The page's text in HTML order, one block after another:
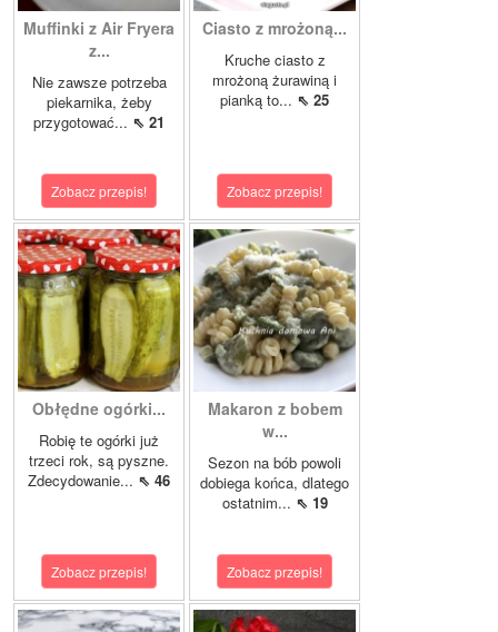
Muffinki z Air Fryera
z...
Nie zawsze potrzeba
piekarnika, żeby
przygotować... ⇖ 21
Zobacz przepis!
Ciasto z mrożoną...
Kruche ciasto z
mrożoną żurawiną i
pianką to... ⇖ 25
Zobacz przepis!
Obłędne ogórki...
Robię te ogórki już
trzeci rok, są pyszne.
Zdecydowanie... ⇖ 46
Zobacz przepis!
Makaron z bobem
w...
Sezon na bób powoli
dobiega końca, dlatego
ostatnim... ⇖ 19
Zobacz przepis!